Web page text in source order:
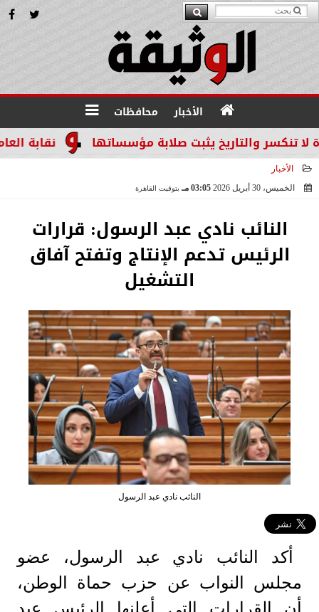
الأخبار محافظات
نقابة والتاريخ يثبت صلابة مؤسساتها
الأخبار
الخميس، 30 أبريل 2026
03:05 مـ بتوقيت القاهرة
النائب نادي عبد الرسول: قرارات
الرئيس تدعم الإنتاج وتفتح آفاق
التشغيل
النائب نادي عبد الرسول
أكد النائب نادي عبد الرسول، عضو
مجلس النواب عن حزب حماة الوطن،